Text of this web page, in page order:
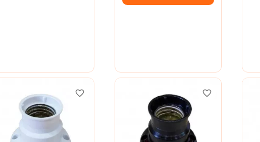
favorite_border
favorite_border
favorite_border favorite_border
favorite_border
favorite_border